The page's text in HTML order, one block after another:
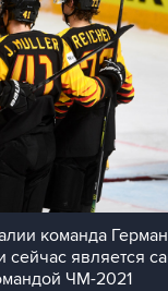
команда
сейчас является
ЧМ-2021